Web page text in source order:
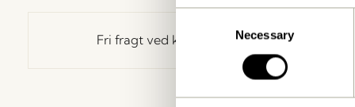
Necessary
Fri fragt ved køb over 499 DKK*